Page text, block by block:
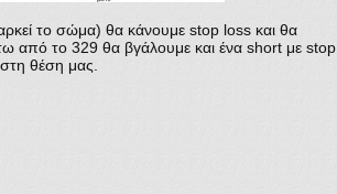
το σώμα) θα κάνουμε stop loss και θα
από το 329 θα βγάλουμε και ένα short με stop
θέση μας.